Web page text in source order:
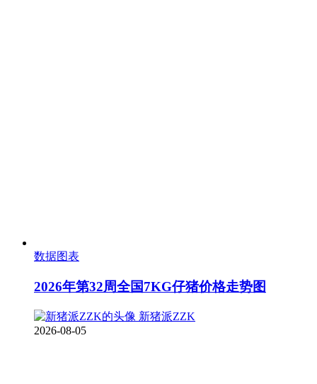
数据图表
2026年第32周全国7KG仔猪价格走势图
新猪派ZZK
2026-08-05